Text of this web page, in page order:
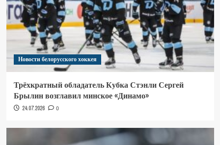
Новости белорусского хоккея
Трёхкратный обладатель Кубка Стэнли Сергей
Брылин возглавил минское «Динамо»
24.07.2026 0